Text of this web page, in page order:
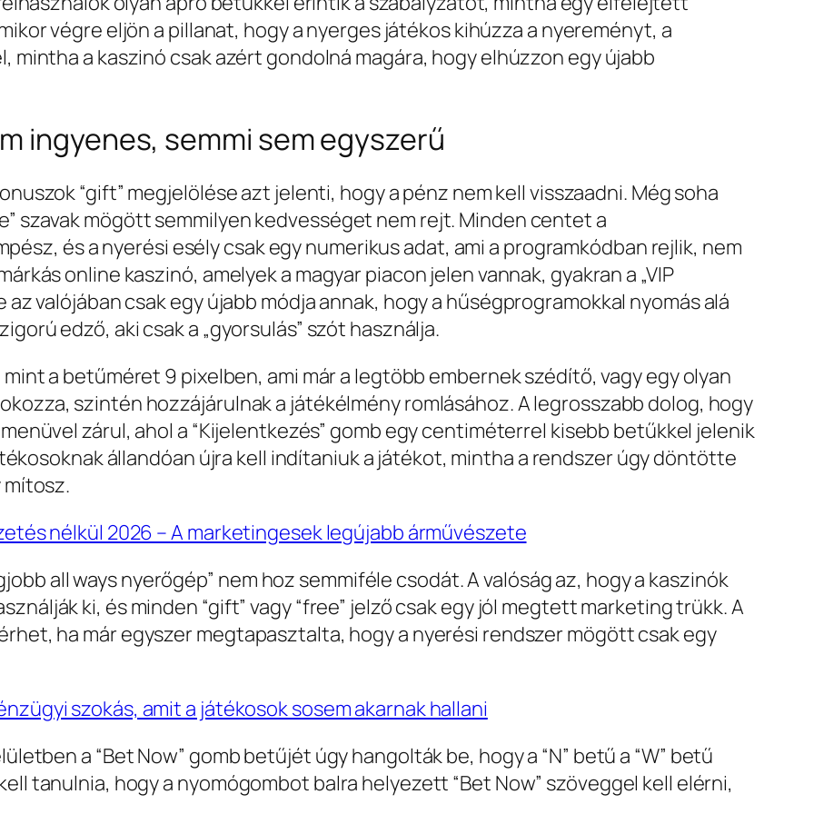
végre eljön a pillanat, hogy a nyerges játékos kihúzza a nyereményt, a
mintha a kaszinó csak azért gondolná magára, hogy elhúzzon egy újabb
ingyenes, semmi sem egyszerű
“gift” megjelölése azt jelenti, hogy a pénz nem kell visszaadni. Még soha
szavak mögött semmilyen kedvességet nem rejt. Minden centet a
és a nyerési esély csak egy numerikus adat, ami a programkódban rejlik, nem
online kaszinó, amelyek a magyar piacon jelen vannak, gyakran a „VIP
valójában csak egy újabb módja annak, hogy a hűségprogramokkal nyomás alá
edző, aki csak a „gyorsulás” szót használja.
a betűméret 9 pixelben, ami már a legtöbb embernek szédítő, vagy egy olyan
szintén hozzájárulnak a játékélmény romlásához. A legrosszabb dolog, hogy
zárul, ahol a “Kijelentkezés” gomb egy centiméterrel kisebb betűkkel jelenik
állandóan újra kell indítaniuk a játékot, mintha a rendszer úgy döntötte
mítosz.
nélkül 2026 – A marketingesek legújabb árművészete
all ways nyerőgép” nem hoz semmiféle csodát. A valóság az, hogy a kaszinók
ki, és minden “gift” vagy “free” jelző csak egy jól megtett marketing trükk. A
ha már egyszer megtapasztalta, hogy a nyerési rendszer mögött csak egy
szokás, amit a játékosok sosem akarnak hallani
a “Bet Now” gomb betűjét úgy hangolták be, hogy a “N” betű a “W” betű
tanulnia, hogy a nyomógombot balra helyezett “Bet Now” szöveggel kell elérni,